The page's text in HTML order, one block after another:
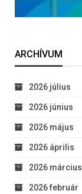
ARCHÍVUM
2026 július
2026 június
2026 május
2026 április
2026 március
2026 február